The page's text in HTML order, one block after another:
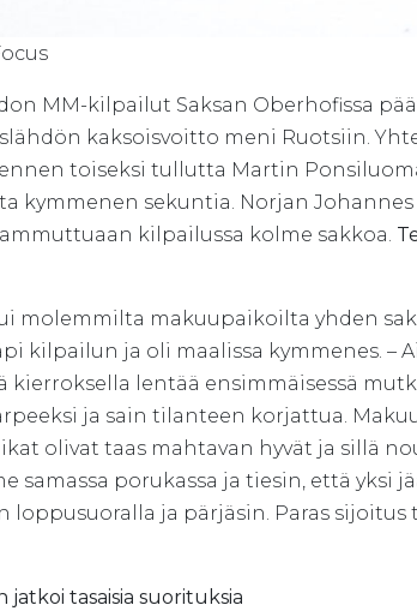
MM-kilpailut Saksan Oberhofissa
kaksoisvoitto meni Ruotsiin.
toiseksi tullutta Martin
kymmenen sekuntia. Norjan
kilpailussa kolme sakkoa.
molemmilta makuupaikoilta yhden
kilpailun ja oli maalissa kymmenes. –
kierroksella lentää ensimmäisessä
ja sain tilanteen korjattua.
olivat taas mahtavan hyvät ja sillä
samassa porukassa ja tiesin, että yksi
loppusuoralla ja pärjäsin. Paras sijoitus
jatkoi tasaisia suorituksia